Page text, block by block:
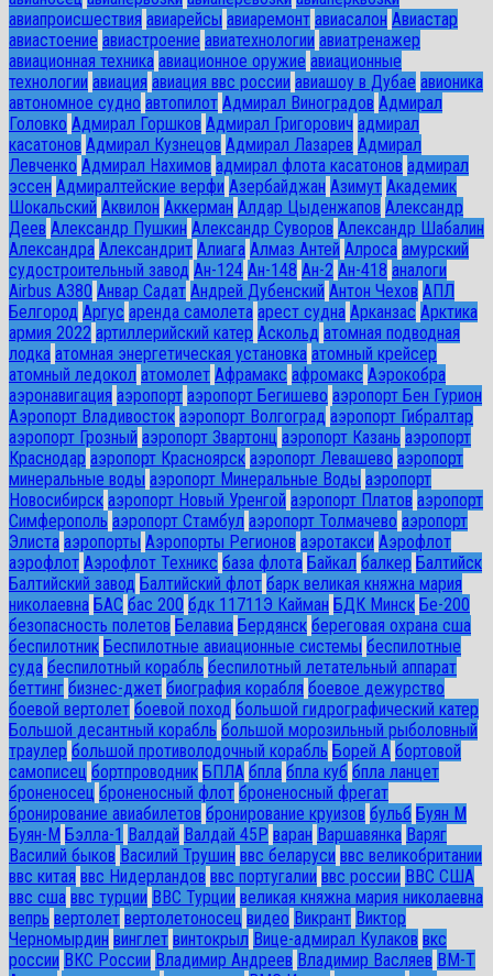
авиапроисшествия авиарейсы авиаремонт авиасалон Авиастар
авиастоение авиастроение авиатехнологии авиатренажер
авиационная техника авиационное оружие авиационные
технологии авиация авиация ввс россии авиашоу в Дубае авионика
автономное судно автопилот Адмирал Виноградов Адмирал
Головко Адмирал Горшков Адмирал Григорович адмирал
касатонов Адмирал Кузнецов Адмирал Лазарев Адмирал
Левченко Адмирал Нахимов адмирал флота касатонов адмирал
эссен Адмиралтейские верфи Азербайджан Азимут Академик
Шокальский Аквилон Аккерман Алдар Цыденжапов Александр
Деев Александр Пушкин Александр Суворов Александр Шабалин
Александра Александрит Алиага Алмаз Антей Алроса амурский
судостроительный завод Ан-124 Ан-148 Ан-2 Ан-418 аналоги
Airbus A380 Анвар Садат Андрей Дубенский Антон Чехов АПЛ
Белгород Аргус аренда самолета арест судна Арканзас Арктика
армия 2022 артиллерийский катер Аскольд атомная подводная
лодка атомная энергетическая установка атомный крейсер
атомный ледокол атомолет Афрамакс афромакс Аэрокобра
аэронавигация аэропорт аэропорт Бегишево аэропорт Бен Гурион
Аэропорт Владивосток аэропорт Волгоград аэропорт Гибралтар
аэропорт Грозный аэропорт Звартонц аэропорт Казань аэропорт
Краснодар аэропорт Красноярск аэропорт Левашево аэропорт
минеральные воды аэропорт Минеральные Воды аэропорт
Новосибирск аэропорт Новый Уренгой аэропорт Платов аэропорт
Симферополь аэропорт Стамбул аэропорт Толмачево аэропорт
Элиста аэропорты Аэропорты Регионов аэротакси Аэрофлот
аэрофлот Аэрофлот Техникс база флота Байкал балкер Балтийск
Балтийский завод Балтийский флот барк великая княжна мария
николаевна БАС бас 200 бдк 11711Э Кайман БДК Минск Бе-200
безопасность полетов Белавиа Бердянск береговая охрана сша
беспилотник Беспилотные авиационные системы беспилотные
суда беспилотный корабль беспилотный летательный аппарат
беттинг бизнес-джет биография корабля боевое дежурство
боевой вертолет боевой поход большой гидрографический катер
Большой десантный корабль большой морозильный рыболовный
траулер большой противолодочный корабль Борей А бортовой
самописец бортпроводник БПЛА бпла бпла куб бпла ланцет
броненосец броненосный флот броненосный фрегат
бронирование авиабилетов бронирование круизов бульб Буян М
Буян-М Бэлла-1 Валдай Валдай 45Р варан Варшавянка Варяг
Василий быков Василий Трушин ввс беларуси ввс великобритании
ввс китая ввс Нидерландов ввс португалии ввс россии ВВС США
ввс сша ввс турции ВВС Турции великая княжна мария николаевна
вепрь вертолет вертолетоносец видео Викрант Виктор
Черномырдин винглет винтокрыл Вице-адмирал Кулаков вкс
россии ВКС России Владимир Андреев Владимир Васляев ВМ-Т